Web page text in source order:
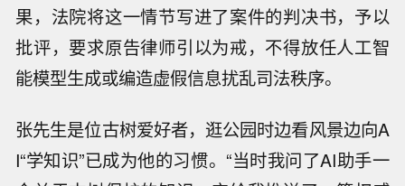
果，法院将这一情节写进了案件的判决书，予以
批评，要求原告律师引以为戒，不得放任人工智
能模型生成或编造虚假信息扰乱司法秩序。
张先生是位古树爱好者，逛公园时边看风景边向A
I“学知识”已成为他的习惯。“当时我问了AI助手一